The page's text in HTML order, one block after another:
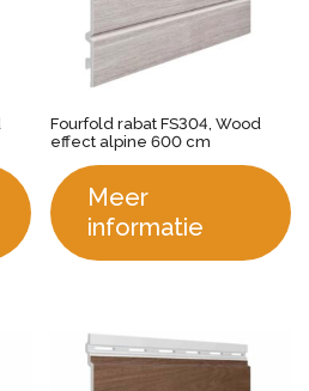
Fourfold rabat FS304, Wood
effect alpine 600 cm
Meer
informatie